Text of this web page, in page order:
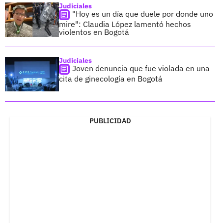
Judiciales
"Hoy es un día que duele por donde uno
mire": Claudia López lamentó hechos
violentos en Bogotá
Judiciales
Joven denuncia que fue violada en una
cita de ginecología en Bogotá
PUBLICIDAD